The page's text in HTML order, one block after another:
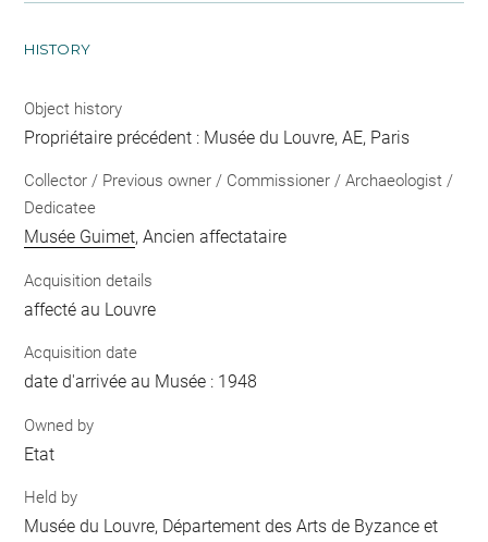
HISTORY
Object history
Propriétaire précédent : Musée du Louvre, AE, Paris
Collector / Previous owner / Commissioner / Archaeologist /
Dedicatee
Musée Guimet, Ancien affectataire
Acquisition details
affecté au Louvre
Acquisition date
date d'arrivée au Musée : 1948
Owned by
Etat
Held by
Musée du Louvre, Département des Arts de Byzance et